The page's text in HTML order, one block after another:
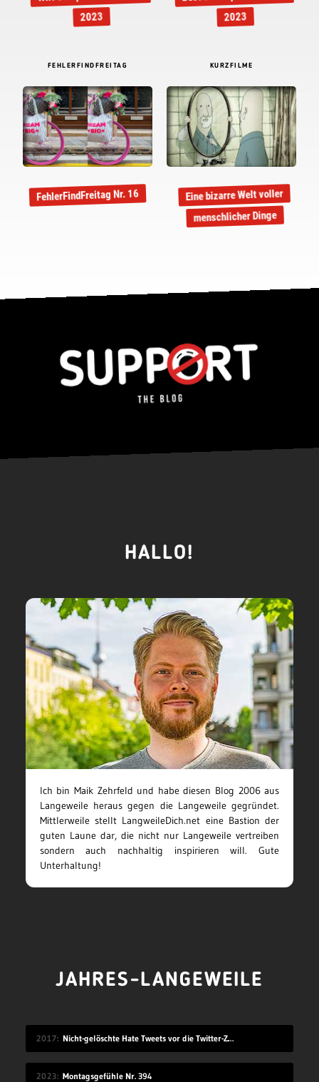
2023 2023
FEHLERFINDFREITAG
FehlerFindFreitag Nr. 16
KURZFILME
Eine bizarre Welt voller
menschlicher Dinge
HALLO!
Ich bin Maik Zehrfeld und habe diesen Blog 2006 aus
Langeweile heraus gegen die Langeweile gegründet.
Mittlerweile stellt LangweileDich.net eine Bastion der
guten Laune dar, die nicht nur Langeweile vertreiben
sondern auch nachhaltig inspirieren will. Gute
Unterhaltung!
JAHRES-LANGEWEILE
2017 Nicht-gelöschte Hate Tweets vor die Twitter-Zentrale gesprüht
2023 Montagsgefühle Nr. 394